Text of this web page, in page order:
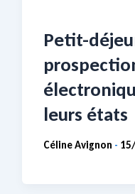
Petit-
leurs états
Céline Avignon -